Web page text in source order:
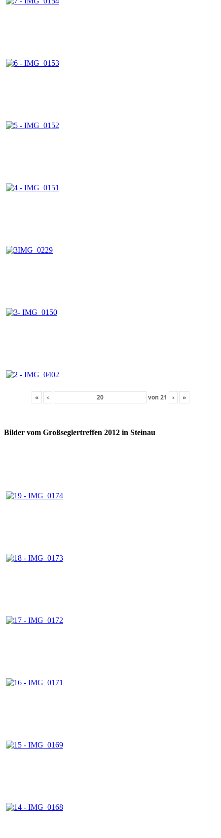
« ‹ von 21 › »
Bilder vom Großseglertreffen 2012 in Steinau